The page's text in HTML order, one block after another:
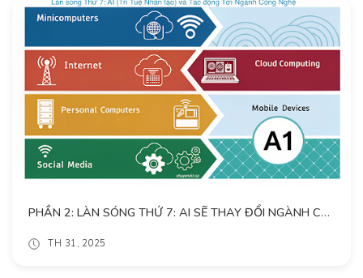
PHẦN 2: LÀN SÓNG THỨ 7: AI SẼ THAY ĐỔI NGÀNH CÔNG NGHỆ THẾ NÀO? CHIẾN LƯỢC CỦA 5 GÃ KHỔNG LỒ GAMMA: GOOGLE, META, AMAZON, MICROSOFT, APPLE VÀ LỜI KHUYÊN CHO CÁC CIO TRƯỚC LÀN SÓNG TRÍ TUỆ NHÂN TẠO
TH 31, 2025